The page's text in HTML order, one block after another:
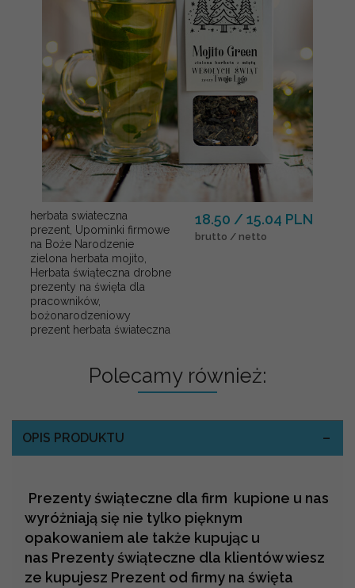
herbata swiateczna
prezent, Upominki firmowe
na Boże Narodzenie
zielona herbata mojito,
Herbata świąteczna drobne
prezenty na święta dla
pracowników,
bożonarodzeniowy
prezent herbata świateczna
18.50 / 15.04 PLN
brutto / netto
Polecamy również:
OPIS PRODUKTU
Prezenty świąteczne dla firm kupione u nas
wyróżniają się nie tylko pięknym
opakowaniem ale także kupując u
nas Prezenty świąteczne dla klientów wiesz
ze kupujesz Prezent od firmy na święta